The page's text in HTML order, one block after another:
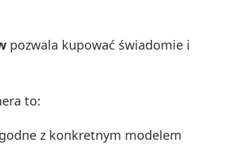
pozwala kupować świadomie i
to:
z konkretnym modelem